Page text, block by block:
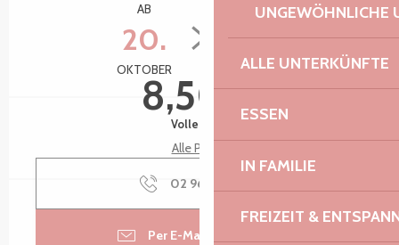
UNGEWÖHNLICHE
ALLE UNTERKÜNFTE
ESSEN
IN FAMILIE
FREIZEIT &
AB
20.
OKTOBER
BIS ZUM
29.
OKTOBER
8,50 €
Volle Preis
Alle Preise
02 96 15 80
Per E-Mail kontaktieren